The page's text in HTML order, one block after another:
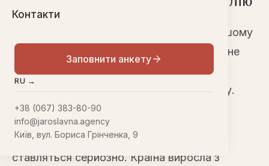
Контакти
Заповнити анкету
RU →
+38 (067) 383-80-90
info@jaroslavna.agency
Київ, вул. Бориса Грінченка, 9
Австралія — найдальший напрямок у нашому
списку і один з найпривабливіших. Шлюбне
агентство Ярославна працює з
австралійськими партнерами з 2004 року.
Австралійці, які приходять до наших
партнерів, спокійні й відкриті, до сім’ї
ставляться серйозно. Країна виросла з